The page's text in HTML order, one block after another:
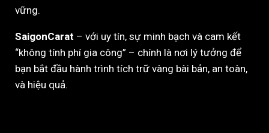
vững.
SaigonCarat – với uy tín, sự minh bạch và cam kết
“không tính phí gia công” – chính là nơi lý tưởng để
bạn bắt đầu hành trình tích trữ vàng bài bản, an toàn,
và hiệu quả.